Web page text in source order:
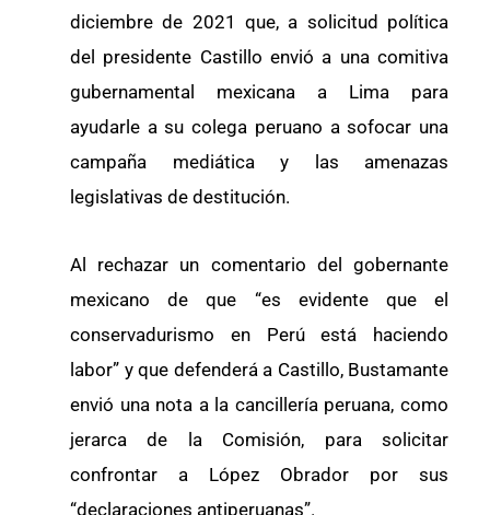
diciembre de 2021 que, a solicitud política
del presidente Castillo envió a una comitiva
gubernamental mexicana a Lima para
ayudarle a su colega peruano a sofocar una
campaña mediática y las amenazas
legislativas de destitución.
Al rechazar un comentario del gobernante
mexicano de que “es evidente que el
conservadurismo en Perú está haciendo
labor” y que defenderá a Castillo, Bustamante
envió una nota a la cancillería peruana, como
jerarca de la Comisión, para solicitar
confrontar a López Obrador por sus
“declaraciones antiperuanas”.